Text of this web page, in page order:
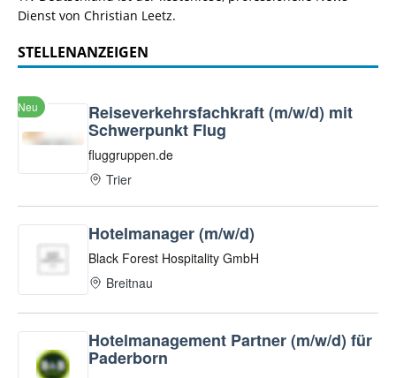
Dienst von Christian Leetz.
STELLENANZEIGEN